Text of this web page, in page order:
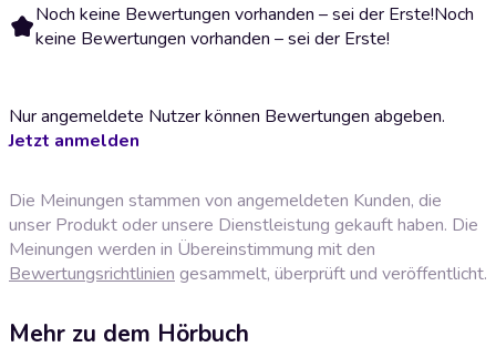
Noch keine Bewertungen vorhanden – sei der Erste!Noch
keine Bewertungen vorhanden – sei der Erste!
Nur angemeldete Nutzer können Bewertungen abgeben.
Jetzt anmelden
Die Meinungen stammen von angemeldeten Kunden, die
unser Produkt oder unsere Dienstleistung gekauft haben. Die
Meinungen werden in Übereinstimmung mit den
Bewertungsrichtlinien gesammelt, überprüft und veröffentlicht.
Mehr zu dem Hörbuch